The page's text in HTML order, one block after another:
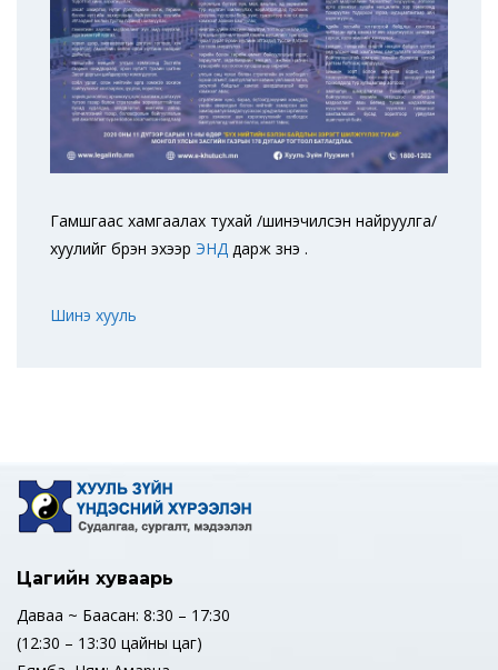
Гамшгаас хамгаалах тухай /шинэчилсэн найруулга/
хуулийг бүрэн эхээр ЭНД дарж үзнэ үү.
Шинэ хууль
Цагийн хуваарь
Даваа ~ Баасан: 8:30 – 17:30
(12:30 – 13:30 цайны цаг)